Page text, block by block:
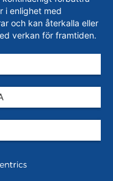
i enlighet med
och kan återkalla eller
verkan för framtiden.